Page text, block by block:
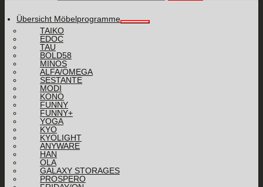
Übersicht Möbelprogramme
TAIKO
EDOC
TAU
BOLD58
MINOS
ALFA/OMEGA
SESTANTE
MODI
KONO
FUNNY
FUNNY+
YOGA
KYO
KYOLIGHT
ANYWARE
HAN
OLA
GALAXY STORAGES
PROSPERO